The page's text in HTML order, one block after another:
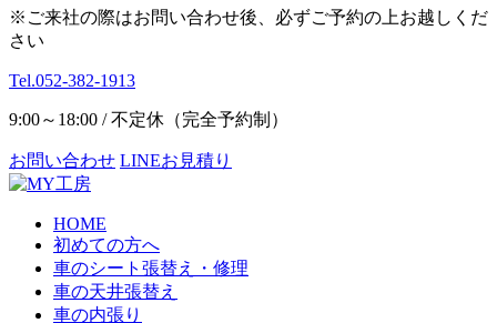
※ご来社の際はお問い合わせ後、必ずご予約の上お越しくだ
さい
Tel.052-382-1913
9:00～18:00 / 不定休（完全予約制）
お問い合わせ LINEお見積り
HOME
初めての方へ
車のシート張替え・修理
車の天井張替え
車の内張り